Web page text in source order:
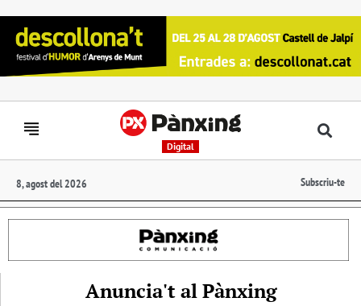
Digital
8, agost del 2026 Subscriu-te
Anuncia't al Pànxing